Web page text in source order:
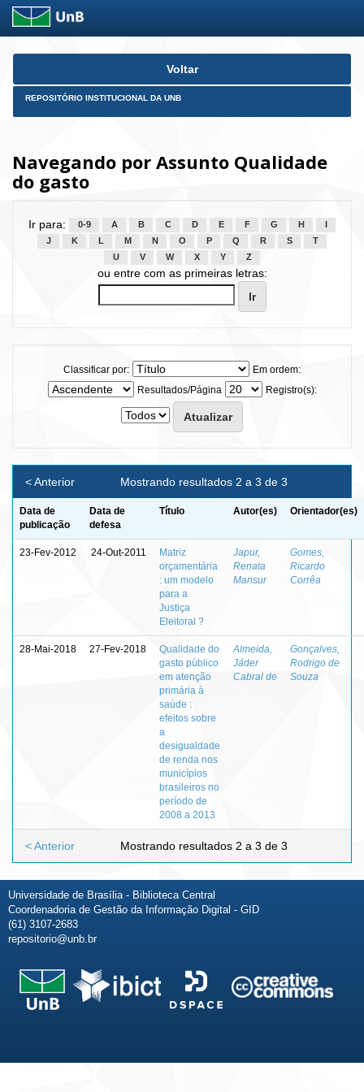
Skip
Voltar
REPOSITÓRIO INSTITUCIONAL DA UNB
Navegando por Assunto Qualidade
do gasto
Ir para: 0-9 A B C D E F G H
J
K L M N O P Q R S
T
U
V W X Y Z
ou entre com as primeiras letras:
Classificar por:
Em ordem:
Resultados/Página
Registro(s):
Mostrando resultados 2 a 3 de 3
< Anterior
Data de
publicação
Data de
defesa
Título Autor(es) Orientador(es)
23-Fev-2012 24-Out-2011
Matriz
orçamentária
: um modelo
para a
Justiça
Eleitoral ?
Japur,
Renata
Mansur
Gomes,
Ricardo
Corrêa
28-Mai-2018 27-Fev-2018
Qualidade do
gasto público
em atenção
primária à
saúde :
efeitos sobre
a
desigualdade
de renda nos
municípios
brasileiros no
período de
2008 a 2013
Almeida,
Jáder
Cabral de
Gonçalves,
Rodrigo de
Souza
Mostrando resultados 2 a 3 de 3
< Anterior
Universidade de Brasília - Biblioteca Central
Coordenadoria de Gestão da Informação Digital - GID
(61) 3107-2683
repositorio@unb.br